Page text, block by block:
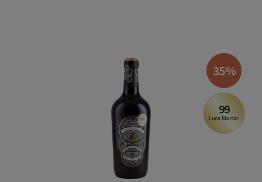
35%
99
Luca Maroni